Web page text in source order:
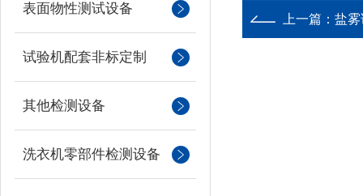
表面物性测试设备
试验机配套非标定制
其他检测设备
洗衣机零部件检测设备
上一篇： 盐